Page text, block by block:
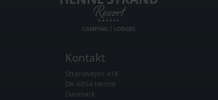
Kontakt
Strandvejen 418
DK-6854 Henne
Danmark